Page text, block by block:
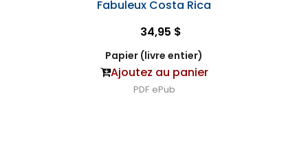
Fabuleux Costa Rica
34,95 $
Papier (livre entier)
Ajoutez au panier
PDF ePub